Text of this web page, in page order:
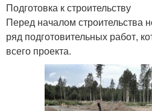
Подготовка к строительству
Перед началом строительства
ряд подготовительных работ,
всего проекта.